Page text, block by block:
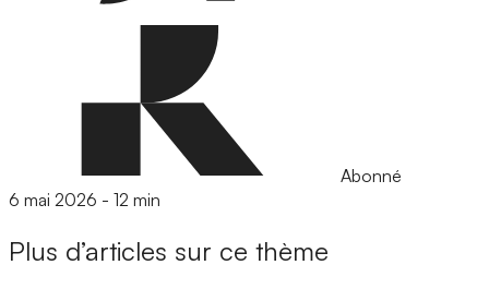
Abonné
6 mai 2026 - 12 min
Plus d’articles sur ce thème